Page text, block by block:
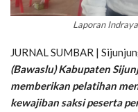
Laporan
JURNAL SUMBAR |
(Bawaslu) Kabupaten
memberikan pelatihan
kewajiban saksi peserta